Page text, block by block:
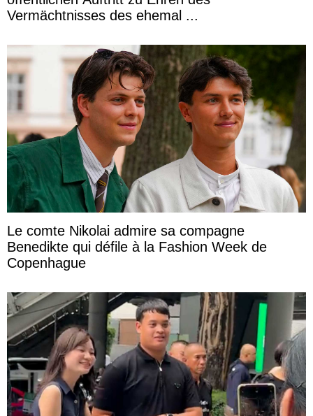
Vermächtnisses des ehemal ...
Le comte Nikolai admire sa compagne
Benedikte qui défile à la Fashion Week de
Copenhague